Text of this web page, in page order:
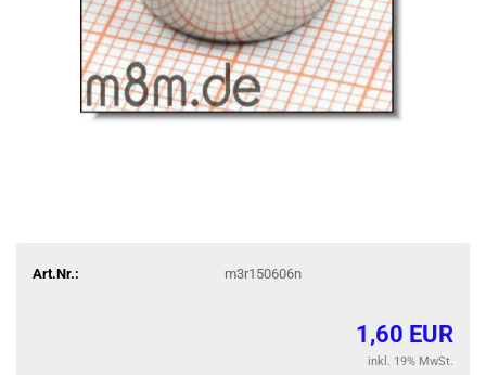
Art.Nr.: m3r150606n
1,60 EUR
inkl. 19% MwSt.